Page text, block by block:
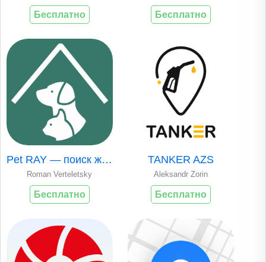
Бесплатно Бесплатно
Pet RAY — поиск животных
Roman Verteletsky
Бесплатно
TANKER AZS
Aleksandr Zorin
Бесплатно